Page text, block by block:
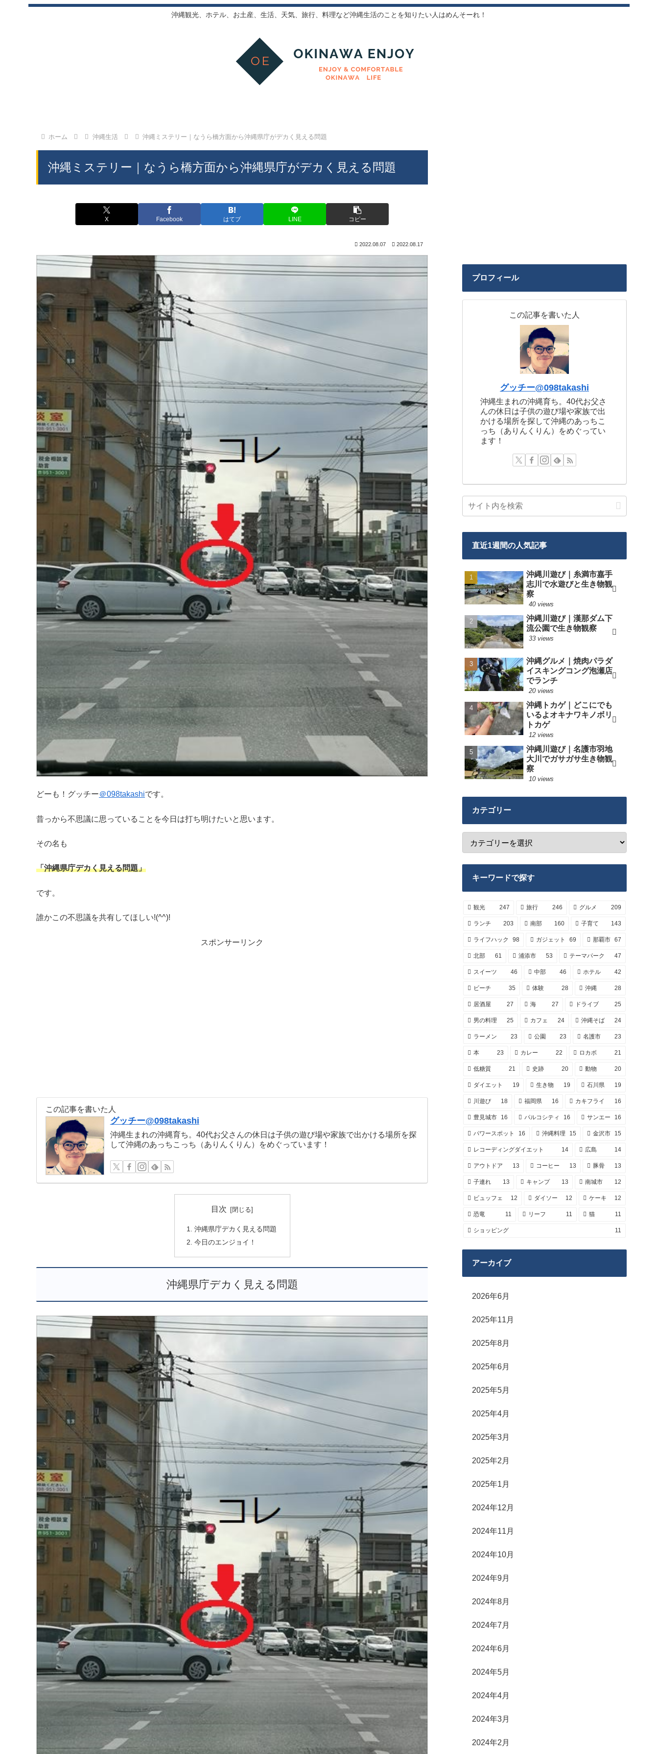
沖縄観光、ホテル、お土産、生活、天気、旅行、料理など沖縄生活のことを知りたい人はめんそーれ！
ホーム 沖縄生活 沖縄ミステリー｜なうら橋方面から沖縄県庁がデカく見える問題
沖縄ミステリー｜なうら橋方面から沖縄県庁がデカく見える問題
X Facebook はてブ LINE コピー
2022.08.07 2022.08.17
どーも！グッチー＠098takashiです。
昔っから不思議に思っていることを今日は打ち明けたいと思います。
その名も
「沖縄県庁デカく見える問題」
です。
誰かこの不思議を共有してほしい!(^^)!
スポンサーリンク
この記事を書いた人
グッチー@098takashi
沖縄生まれの沖縄育ち。40代お父さんの休日は子供の遊び場や家族で出かける場所を探
して沖縄のあっちこっち（ありんくりん）をめぐっています！
目次
沖縄県庁デカく見える問題
今日のエンジョイ！
沖縄県庁デカく見える問題
プロフィール
この記事を書いた人
グッチー@098takashi
沖縄生まれの沖縄育ち。40代お父さ
んの休日は子供の遊び場や家族で出
かける場所を探して沖縄のあっちこ
っち（ありんくりん）をめぐってい
ます！
直近1週間の人気記事
沖縄川遊び｜糸満市嘉手
志川で水遊びと生き物観
察
40 views
沖縄川遊び｜漢那ダム下
流公園で生き物観察
33 views
沖縄グルメ｜焼肉パラダ
イスキングコング泡瀬店
でランチ
20 views
沖縄トカゲ｜どこにでも
いるよオキナワキノボリ
トカゲ
12 views
沖縄川遊び｜名護市羽地
大川でガサガサ生き物観
察
10 views
カテゴリー
キーワードで探す
観光 247 旅行 246 グルメ 209
ランチ 203 南部 160 子育て 143
ライフハック 98 ガジェット 69 那覇市 67
北部 61 浦添市 53 テーマパーク 47
スイーツ 46 中部 46 ホテル 42
ビーチ 35 体験 28 沖縄 28
居酒屋 27 海 27 ドライブ 25
男の料理 25 カフェ 24 沖縄そば 24
ラーメン 23 公園 23 名護市 23
本 23 カレー 22 ロカボ 21
低糖質 21 史跡 20 動物 20
ダイエット 19 生き物 19 石川県 19
川遊び 18 福岡県 16 カキフライ 16
豊見城市 16 パルコシティ 16 サンエー 16
パワースポット 16 沖縄料理 15 金沢市 15
レコーディングダイエット 14 広島 14
アウトドア 13 コーヒー 13 豚骨 13
子連れ 13 キャンプ 13 南城市 12
ビュッフェ 12 ダイソー 12 ケーキ 12
恐竜 11 リーフ 11 猫 11
ショッピング 11
アーカイブ
2026年6月
2025年11月
2025年8月
2025年6月
2025年5月
2025年4月
2025年3月
2025年2月
2025年1月
2024年12月
2024年11月
2024年10月
2024年9月
2024年8月
2024年7月
2024年6月
2024年5月
2024年4月
2024年3月
2024年2月